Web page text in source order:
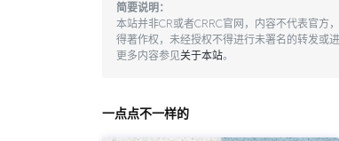
简要说明：
本站并非CR或者CRRC官网，内容不代表官
得著作权，未经授权不得进行未署名的转发或
更多内容参见关于本站。
一点点不一样的